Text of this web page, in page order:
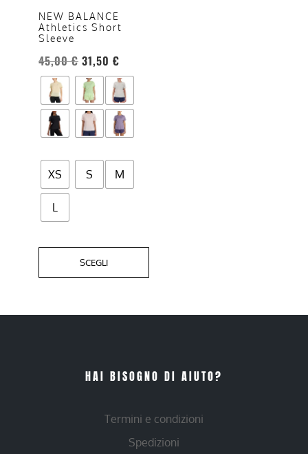
NEW BALANCE
Athletics Short
Sleeve
45,00€ 31,50 €
XS S M
L
SCEGLI
opzioni
possono
essere
scelte
nella
pagina
del
prodotto
HAI BISOGNO DI AIUTO?
Termini e condizioni
Spedizioni